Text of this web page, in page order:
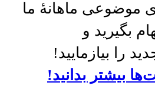
موضوعی ماهانهٔ ما
بگیرید و
را بیازمایید!
بیشتر بدانید!